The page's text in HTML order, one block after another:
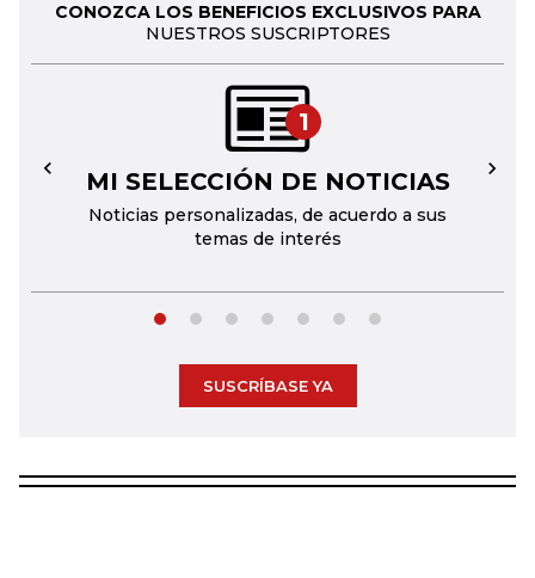
CONOZCA LOS BENEFICIOS EXCLUSIVOS PARA
NUESTROS SUSCRIPTORES
1
MI SELECCIÓN DE NOTICIAS
Noticias personalizadas, de acuerdo a sus
temas de interés
← →
SUSCRÍBASE YA